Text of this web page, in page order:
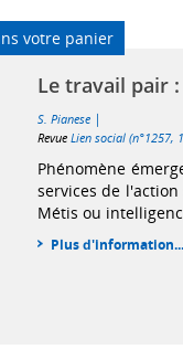
votre panier
Le travail pair
S. Pianese |
RevueLien social (n°1257,
Phénomène
services de
Métis ou
Plus d'information...